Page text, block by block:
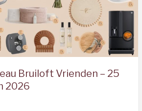
Bruiloft Vrienden – 25
2026